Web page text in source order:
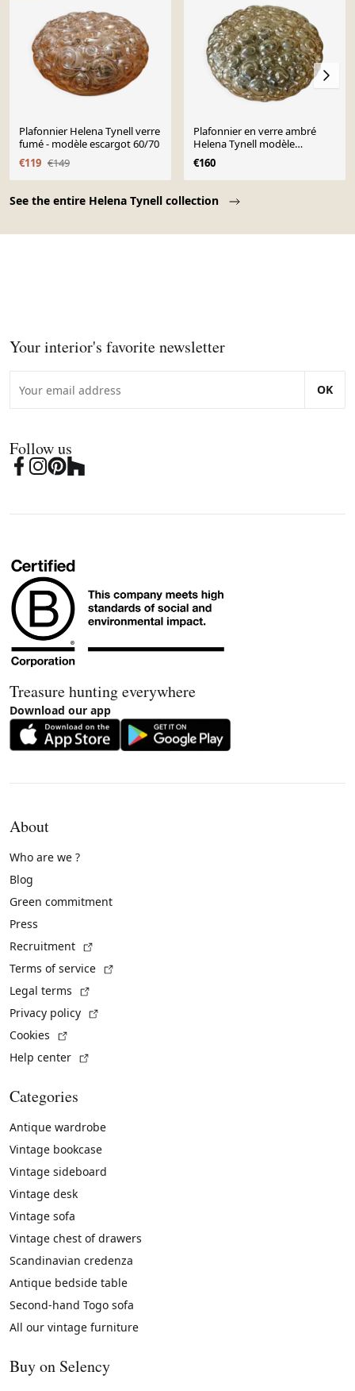
See the entire Helena Tynell collection
Plafonnier Helena Tynell verre
fumé - modèle escargot 60/70
€119 €149
Plafonnier en verre ambré
Helena Tynell modèle
escargot vintage
€160
Your interior's favorite newsletter
OK
Follow us
Treasure hunting everywhere
Download our app
About
Who are we ?
Blog
Green commitment
Press
Recruitment
Terms of service
Legal terms
Privacy policy
Cookies
Help center
Categories
Antique wardrobe
Vintage bookcase
Vintage sideboard
Vintage desk
Vintage sofa
Vintage chest of drawers
Scandinavian credenza
Antique bedside table
Second-hand Togo sofa
All our vintage furniture
Buy on Selency